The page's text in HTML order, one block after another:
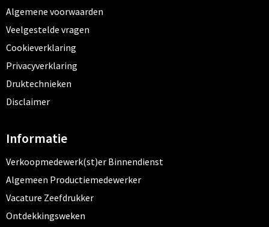
Algemene voorwaarden
Veelgestelde vragen
Cookieverklaring
Privacyverklaring
Druktechnieken
Disclaimer
Informatie
Verkoopmedewerk(st)er Binnendienst
Algemeen Productiemedewerker
Vacature Zeefdrukker
Ontdekkingsweken